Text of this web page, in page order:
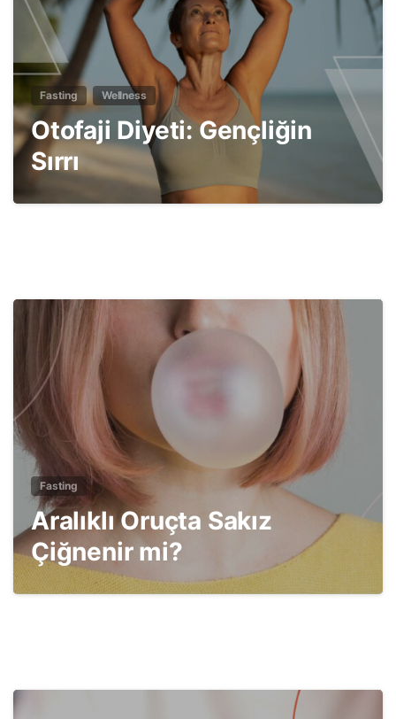
Fasting Wellness
Otofaji Diyeti: Gençliğin
Sırrı
Fasting
Aralıklı Oruçta Sakız
Çiğnenir mi?